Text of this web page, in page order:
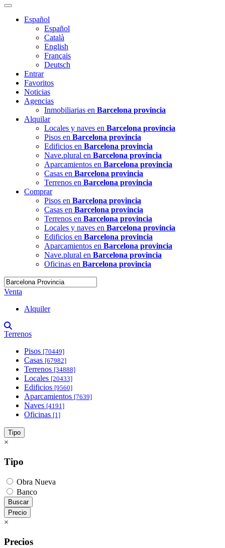
Español
Español
Català
English
Français
Deutsch
Entrar
Favoritos
Noticias
Agencias
Inmobiliarias en Barcelona provincia
Alquilar
Locales y naves en Barcelona provincia
Pisos en Barcelona provincia
Edificios en Barcelona provincia
Nave.plural en Barcelona provincia
Aparcamientos en Barcelona provincia
Casas en Barcelona provincia
Terrenos en Barcelona provincia
Comprar
Pisos en Barcelona provincia
Casas en Barcelona provincia
Terrenos en Barcelona provincia
Locales y naves en Barcelona provincia
Edificios en Barcelona provincia
Aparcamientos en Barcelona provincia
Nave.plural en Barcelona provincia
Oficinas en Barcelona provincia
Venta
Alquiler
Terrenos
Pisos [70449]
Casas [67982]
Terrenos [34888]
Locales [20433]
Edificios [9560]
Aparcamientos [7639]
Naves [4191]
Oficinas [1]
Tipo
×
Tipo
Obra Nueva
Banco
Buscar
Precio
×
Precios